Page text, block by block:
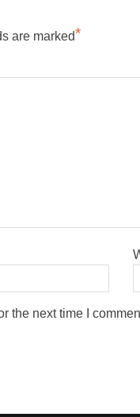
are marked*
the next time I